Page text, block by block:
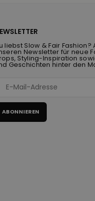
liebst Slow & Fair
Newsletter für neue
Styling-Inspiration
Geschichten hinter den
ABONNIEREN